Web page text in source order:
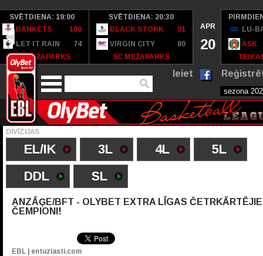
SVĒTDIENA: 19:00
BANKETS
100
LET IT RAIN
74
SC MEŽAPARKS
SVĒTDIENA: 20:30
BLACK STORK
91
VIRGIN CITY
80
SC MEŽAPARKS
APR
20
LU-
ASK
Ieiet
DIVĪZIJAS
EL/IK 3L 4L
5L
DDL
SL
ANZĀĢE/BFT - OLYBET EXTRA LĪGAS ČETRKĀRTĒJIE
ČEMPIONI!
EBL | entuziasti.com